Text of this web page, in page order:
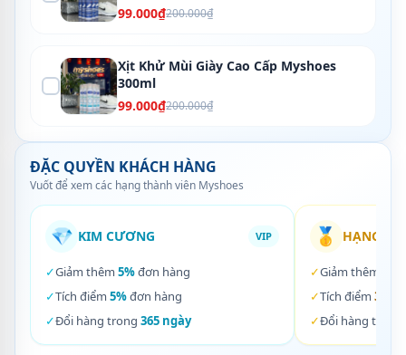
99.000₫200.000₫
Xịt Khử Mùi Giày Cao Cấp Myshoes
300ml
99.000₫200.000₫
ĐẶC QUYỀN KHÁCH HÀNG
Vuốt để xem các hạng thành viên Myshoes
💎 KIM CƯƠNG VIP
✓Giảm thêm 5%đơn hàng
✓Tích điểm 5%đơn hàng
✓Đổi hàng trong 365 ngày
🥇 HẠNG
✓Giảm thêm
✓Tích điểm 3%
✓Đổi hàng trong